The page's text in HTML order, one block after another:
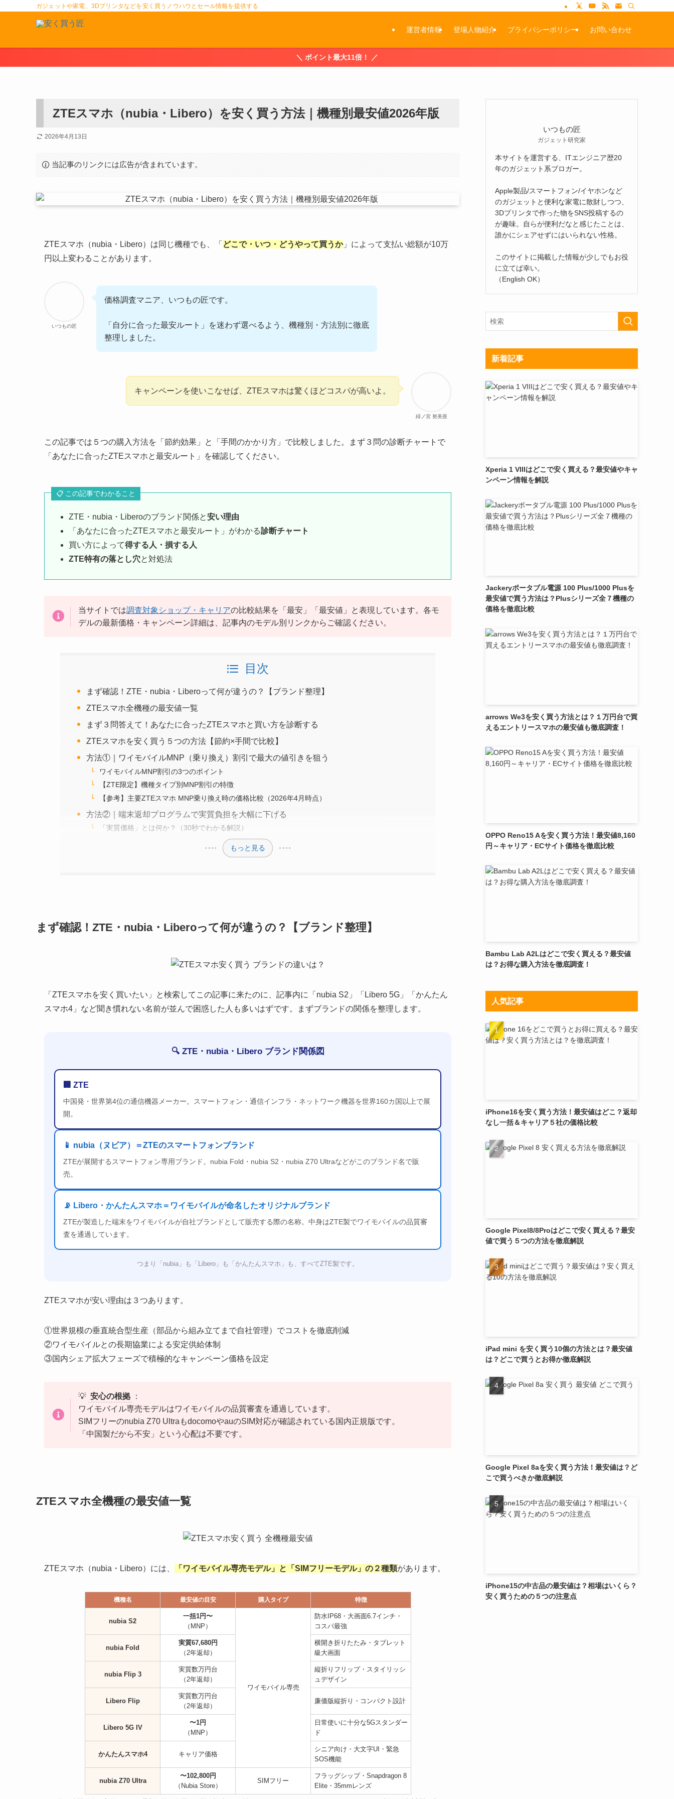
ガジェットや家電、3Dプリンタなどを安く買うノウハウとセール情報を提供する
運営者情報 登場人物紹介 プライバシーポリシー お問い合わせ
＼ ポイント最大11倍！ ／
ZTEスマホ（nubia・Libero）を安く買う方法｜機種別最安値2026年版
2026年4月13日
当記事のリンクには広告が含まれています。
ZTEスマホ（nubia・Libero）は同じ機種でも、「 どこで・いつ・どうやって買うか」によって支払い総額が10万
円以上変わることがあります。
いつもの匠
価格調査マニア、いつもの匠です。
「自分に合った最安ルート」を迷わず選べるよう、機種別・方法別に徹底
整理しました。
緋ノ宮 努美亜
キャンペーンを使いこなせば、ZTEスマホは驚くほどコスパが高いよ。
この記事では５つの購入方法を「節約効果」と「手間のかかり方」で比較しました。まず３問の診断チャートで
「あなたに合ったZTEスマホと最安ルート」を確認してください。
📋 この記事でわかること
ZTE・nubia・Liberoのブランド関係と安い理由
「あなたに合ったZTEスマホと最安ルート」がわかる診断チャート
買い方によって得する人・損する人
ZTE特有の落とし穴と対処法
当サイトでは調査対象ショップ・キャリアの比較結果を「最安」「最安値」と表現しています。各モ
デルの最新価格・キャンペーン詳細は、記事内のモデル別リンクからご確認ください。
目次
まず確認！ZTE・nubia・Liberoって何が違うの？【ブランド整理】
ZTEスマホ全機種の最安値一覧
まず３問答えて！あなたに合ったZTEスマホと買い方を診断する
ZTEスマホを安く買う５つの方法【節約×手間で比較】
方法①｜ワイモバイルMNP（乗り換え）割引で最大の値引きを狙う
ワイモバイルMNP割引の3つのポイント
【ZTE限定】機種タイプ別MNP割引の特徴
【参考】主要ZTEスマホ MNP乗り換え時の価格比較（2026年4月時点）
方法②｜端末返却プログラムで実質負担を大幅に下げる
「実質価格」とは何か？（30秒でわかる解説）
もっと見る
まず確認！ZTE・nubia・Liberoって何が違うの？【ブランド整理】
「ZTEスマホを安く買いたい」と検索してこの記事に来たのに、記事内に「nubia S2」「Libero 5G」「かんたん
スマホ4」など聞き慣れない名前が並んで困惑した人も多いはずです。まずブランドの関係を整理します。
🔍 ZTE・nubia・Libero ブランド関係図
🏢 ZTE
中国発・世界第4位の通信機器メーカー。スマートフォン・通信インフラ・ネットワーク機器を世界160カ国以上で展
開。
📱 nubia（ヌビア）＝ZTEのスマートフォンブランド
ZTEが展開するスマートフォン専用ブランド。nubia Fold・nubia S2・nubia Z70 Ultraなどがこのブランド名で販
売。
📡 Libero・かんたんスマホ＝ワイモバイルが命名したオリジナルブランド
ZTEが製造した端末をワイモバイルが自社ブランドとして販売する際の名称。中身はZTE製でワイモバイルの品質審
査を通過しています。
つまり「nubia」も「Libero」も「かんたんスマホ」も、すべてZTE製です。
ZTEスマホが安い理由は３つあります。
①世界規模の垂直統合型生産（部品から組み立てまで自社管理）でコストを徹底削減
②ワイモバイルとの長期協業による安定供給体制
③国内シェア拡大フェーズで積極的なキャンペーン価格を設定
💡 安心の根拠
：
ワイモバイル専売モデルはワイモバイルの品質審査を通過しています。
SIMフリーのnubia Z70 UltraもdocomoやauのSIM対応が確認されている国内正規版です。
「中国製だから不安」という心配は不要です。
ZTEスマホ全機種の最安値一覧
ZTEスマホ（nubia・Libero）には、 「ワイモバイル専売モデル」と「SIMフリーモデル」の２種類があります。
機種名 最安値の目安 購入タイプ 特徴
nubia S2
一括1円〜
（MNP）
ワイモバイル専売
防水IP68・大画面6.7インチ・
コスパ最強
nubia Fold
実質67,680円
（2年返却）
横開き折りたたみ・タブレット
級大画面
nubia Flip 3
実質数万円台
（2年返却）
縦折りフリップ・スタイリッシ
ュデザイン
Libero Flip
実質数万円台
（2年返却）
廉価版縦折り・コンパクト設計
Libero 5G IV
〜1円
（MNP）
日常使いに十分な5Gスタンダー
ド
かんたんスマホ4 キャリア価格
シニア向け・大文字UI・緊急
SOS機能
nubia Z70 Ultra
〜102,800円
（Nubia Store）
SIMフリー
フラッグシップ・Snapdragon 8
Elite・35mmレンズ
いつもの匠
ガジェット研究家
本サイトを運営する、ITエンジニア歴20
年のガジェット系ブロガー。
Apple製品/スマートフォン/イヤホンなど
のガジェットと便利な家電に散財しつつ、
3Dプリンタで作った物をSNS投稿するの
が趣味。自らが便利だなと感じたことは、
誰かにシェアせずにはいられない性格。
このサイトに掲載した情報が少しでもお役
に立てば幸い。
（English OK）
新着記事
Xperia 1 VIIIはどこで安く買える？最安値やキャ
ンペーン情報を解説
Jackeryポータブル電源 100 Plus/1000 Plusを
最安値で買う方法は？Plusシリーズ全７機種の
価格を徹底比較
arrows We3を安く買う方法とは？１万円台で買
えるエントリースマホの最安値も徹底調査！
OPPO Reno15 Aを安く買う方法！最安値8,160
円～キャリア・ECサイト価格を徹底比較
Bambu Lab A2Lはどこで安く買える？最安値
は？お得な購入方法を徹底調査！
人気記事
iPhone16を安く買う方法！最安値はどこ？返却
なし一括＆キャリア５社の価格比較
Google Pixel8/8Proはどこで安く買える？最安
値で買う５つの方法を徹底解説
iPad mini を安く買う10個の方法とは？最安値
は？どこで買うとお得か徹底解説
Google Pixel 8aを安く買う方法！最安値は？ど
こで買うべきか徹底解説
iPhone15の中古品の最安値は？相場はいくら？
安く買うための５つの注意点